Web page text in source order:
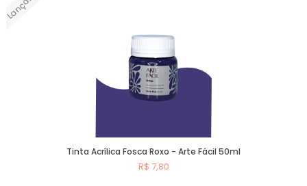
Tinta Acrílica Fosca Roxo - Arte Fácil 50ml
R$ 7,80